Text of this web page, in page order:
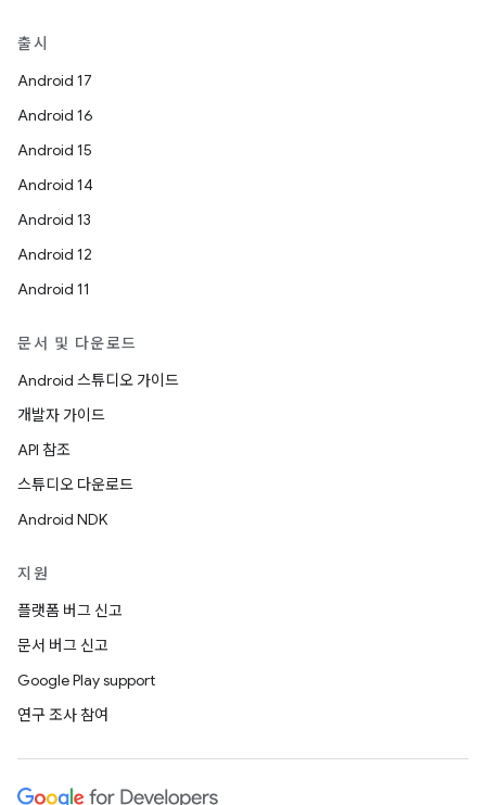
출시
Android 17
Android 16
Android 15
Android 14
Android 13
Android 12
Android 11
문서 및 다운로드
Android 스튜디오 가이드
개발자 가이드
API 참조
스튜디오 다운로드
Android NDK
지원
플랫폼 버그 신고
문서 버그 신고
Google Play support
연구 조사 참여